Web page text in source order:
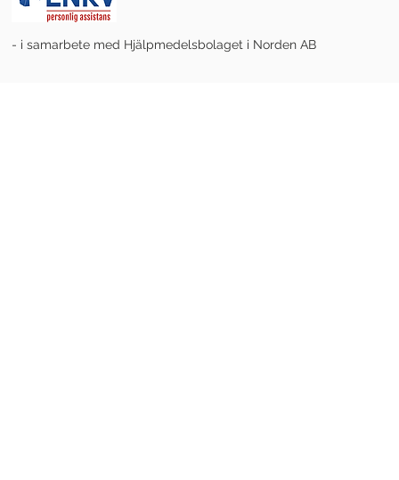
- i samarbete med Hjälpmedelsbolaget i Norden AB